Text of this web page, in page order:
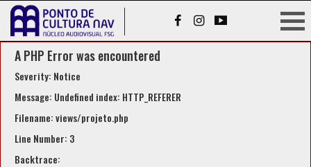
A PHP Error was encountered
Severity: Notice
Message: Undefined index: HTTP_REFERER
Filename: views/projeto.php
Line Number: 3
Backtrace: